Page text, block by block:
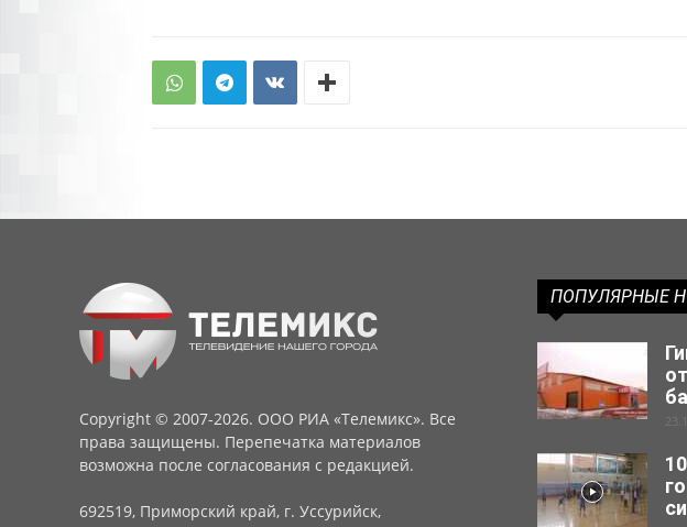
Copyright © 2007-2026. ООО РИА «Телемикс». Все
права защищены. Перепечатка материалов
возможна после согласования с редакцией.
692519, Приморский край, г. Уссурийск,
ПОПУЛЯРНЫЕ